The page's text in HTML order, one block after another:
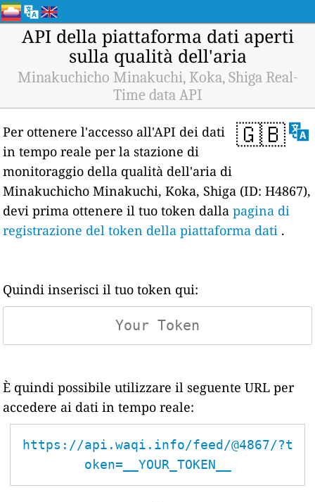
API della piattaforma dati aperti
sulla qualità dell'aria
Minakuchicho Minakuchi, Koka, Shiga Real-
Time data API
🇬🇧
Per ottenere l'accesso all'API dei dati
in tempo reale per la stazione di
monitoraggio della qualità dell'aria di
Minakuchicho Minakuchi, Koka, Shiga (ID: H4867),
devi prima ottenere il tuo token dallapagina di
registrazione del token della piattaforma dati .
Quindi inserisci il tuo token qui:
È quindi possibile utilizzare il seguente URL per
accedere ai dati in tempo reale:
https://api.waqi.info/feed/@4867/?t
oken=__YOUR_TOKEN__